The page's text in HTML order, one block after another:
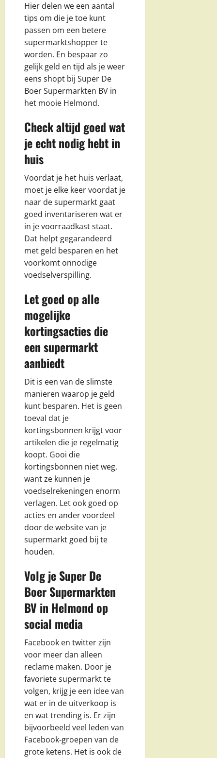
Hier delen we een aantal
tips om die je toe kunt
passen om een betere
supermarktshopper te
worden. En bespaar zo
gelijk geld en tijd als je weer
eens shopt bij Super De
Boer Supermarkten BV in
het mooie Helmond.
Check altijd goed wat
je echt nodig hebt in
huis
Voordat je het huis verlaat,
moet je elke keer voordat je
naar de supermarkt gaat
goed inventariseren wat er
in je voorraadkast staat.
Dat helpt gegarandeerd
met geld besparen en het
voorkomt onnodige
voedselverspilling.
Let goed op alle
mogelijke
kortingsacties die
een supermarkt
aanbiedt
Dit is een van de slimste
manieren waarop je geld
kunt besparen. Het is geen
toeval dat je
kortingsbonnen krijgt voor
artikelen die je regelmatig
koopt. Gooi die
kortingsbonnen niet weg,
want ze kunnen je
voedselrekeningen enorm
verlagen. Let ook goed op
acties en ander voordeel
door de website van je
supermarkt goed bij te
houden.
Volg je Super De
Boer Supermarkten
BV in Helmond op
social media
Facebook en twitter zijn
voor meer dan alleen
reclame maken. Door je
favoriete supermarkt te
volgen, krijg je een idee van
wat er in de uitverkoop is
en wat trending is. Er zijn
bijvoorbeeld veel leden van
Facebook-groepen van de
grote ketens. Het is ook de